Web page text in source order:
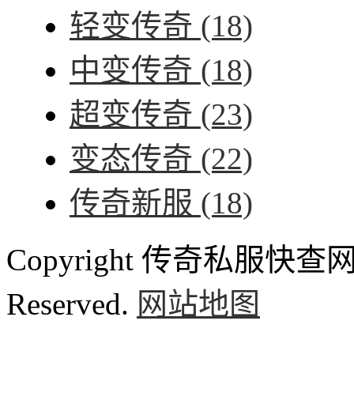
轻变传奇 (18)
中变传奇 (18)
超变传奇 (23)
变态传奇 (22)
传奇新服 (18)
Copyright 传奇私服快查
Reserved. 网站地图